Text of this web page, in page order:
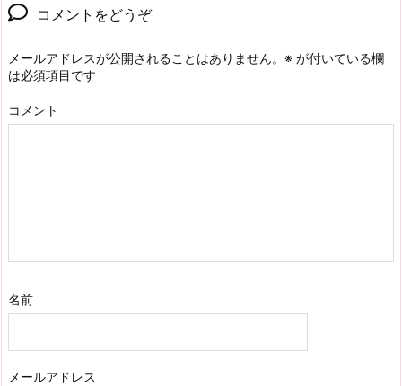
コメントをどうぞ
メールアドレスが公開されることはありません。 ※ が付いている欄
は必須項目です
コメント
名前
メールアドレス